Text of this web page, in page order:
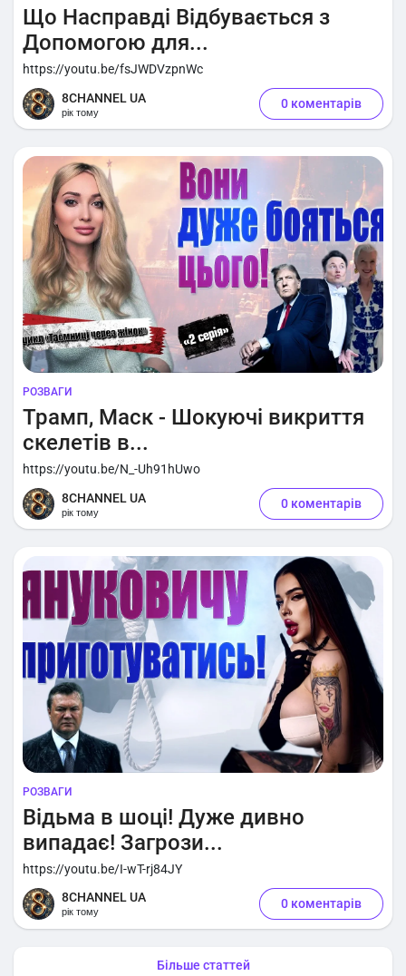
Що Насправді Відбувається з
Допомогою для...
https://youtu.be/fsJWDVzpnWc
8CHANNEL UA
рік тому
0 коментарів
РОЗВАГИ
Трамп, Маск - Шокуючі викриття
скелетів в...
https://youtu.be/N_-Uh91hUwo
8CHANNEL UA
рік тому
0 коментарів
РОЗВАГИ
Відьма в шоці! Дуже дивно
випадає! Загрози...
https://youtu.be/I-wT-rj84JY
8CHANNEL UA
рік тому
0 коментарів
Більше статтей